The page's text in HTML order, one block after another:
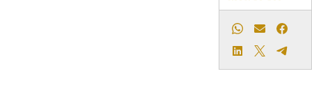
Whatsapp
E-mail
LinkedIn
X